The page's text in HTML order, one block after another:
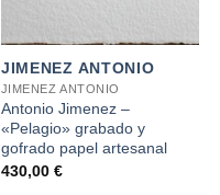
JIMENEZ ANTONIO
JIMENEZ ANTONIO
Antonio Jimenez –
«Pelagio» grabado y
gofrado papel artesanal
430,00 €